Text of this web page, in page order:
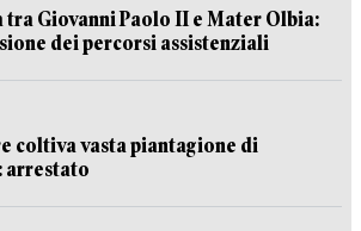
tra Giovanni Paolo II e Mater Olbia:
dei percorsi assistenziali
coltiva vasta piantagione di
arrestato